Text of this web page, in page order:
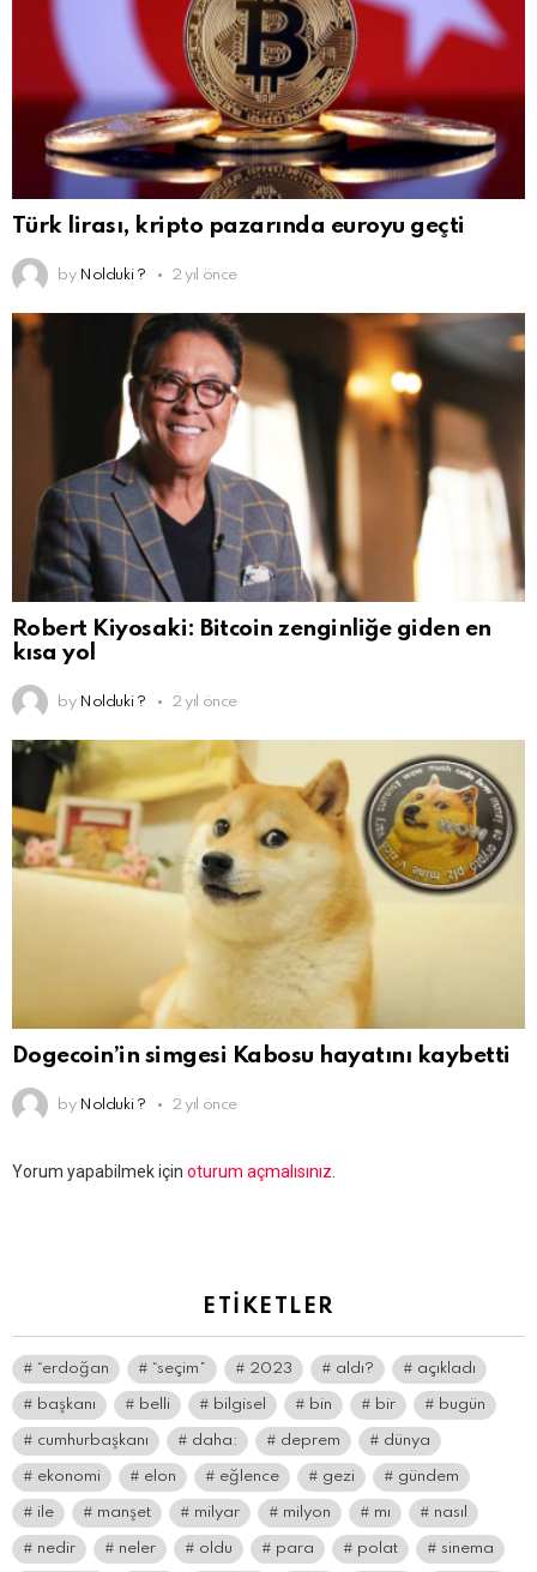
Türk lirası, kripto pazarında euroyu geçti
by Nolduki ? 2 yıl önce
Robert Kiyosaki: Bitcoin zenginliğe giden en
kısa yol
by Nolduki ? 2 yıl önce
Dogecoin’in simgesi Kabosu hayatını kaybetti
by Nolduki ? 2 yıl önce
Bir
Yorum yapabilmek için oturum açmalısınız
ETIKETLER
“erdoğan “seçim” 2023 aldı? açıkladı
başkanı belli bilgisel bin bir bugün
cumhurbaşkanı daha: deprem dünya
ekonomi elon eğlence gezi gündem
ile manşet milyar milyon mı nasıl
nedir neler oldu para polat sinema